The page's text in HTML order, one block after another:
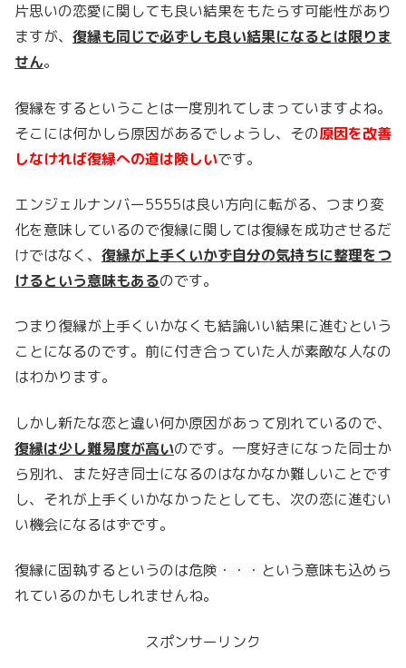
片思いの恋愛に関しても良い結果をもたらす可能性があり
ますが、 復縁も同じで必ずしも良い結果になるとは限りま
せん。
復縁をするということは一度別れてしまっていますよね。
そこには何かしら原因があるでしょうし、その原因を改善
しなければ復縁への道は険しいです。
エンジェルナンバー5555は良い方向に転がる、つまり変
化を意味しているので復縁に関しては復縁を成功させるだ
けではなく、 復縁が上手くいかず自分の気持ちに整理をつ
けるという意味もあるのです。
つまり復縁が上手くいかなくも結論いい結果に進むという
ことになるのです。前に付き合っていた人が素敵な人なの
はわかります。
しかし新たな恋と違い何か原因があって別れているので、
復縁は少し難易度が高いのです。一度好きになった同士か
ら別れ、また好き同士になるのはなかなか難しいことです
し、それが上手くいかなかったとしても、次の恋に進むい
い機会になるはずです。
復縁に固執するというのは危険・・・という意味も込めら
れているのかもしれませんね。
スポンサーリンク